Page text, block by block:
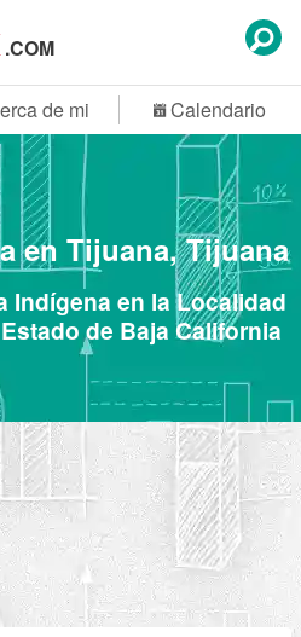
.COM
de mi Calendario
en Tijuana, Tijuana
Indígena en la Localidad
de Baja California